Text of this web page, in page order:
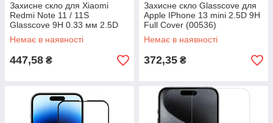
Захисне скло для Xiaomi
Redmi Note 11 / 11S
Glasscove 9H 0.33 мм 2.5D
(00580)
Немає в наявності
447,58 ₴
Захисне скло Glasscove для
Apple IPhone 13 mini 2.5D 9H
Full Cover (00536)
Немає в наявності
372,35 ₴